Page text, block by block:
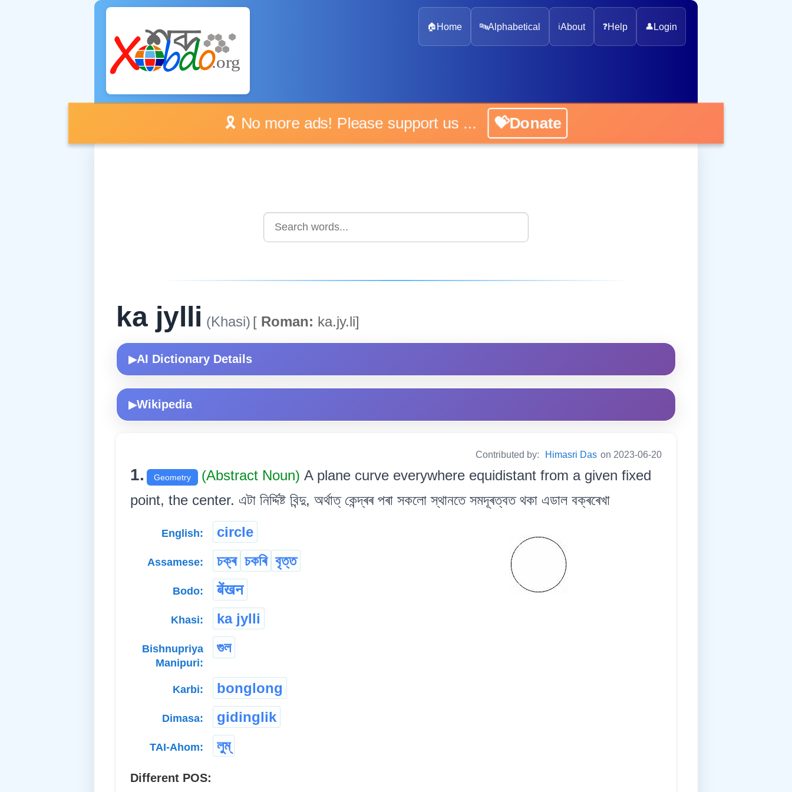
🏠 Home 🔤Alphabetical ℹ️About ❓Help 👤 Login
🎗️ No more ads! Please support us ... 💝Donate
ka jylli (Khasi) [ Roman: ka.jy.li]
▶AI Dictionary Details
▶Wikipedia
Contributed by: Himasri Das on 2023-06-20
1. Geometry (Abstract Noun) A plane curve everywhere equidistant from a given fixed
point, the center. এটা নিৰ্দ্দিষ্ট বিন্দু, অৰ্থাত্ কেন্দ্ৰৰ পৰা সকলো স্থানতে সমদূৰত্বত থকা এডাল বক্ৰৰেখা
English: circle
Assamese: চক্ৰ চকৰি বৃত্ত
Bodo: बेंखन
Khasi: ka jylli
Bishnupriya
Manipuri:
গুল
Karbi: bonglong
Dimasa: gidinglik
TAI-Ahom: লুম্
Different POS: